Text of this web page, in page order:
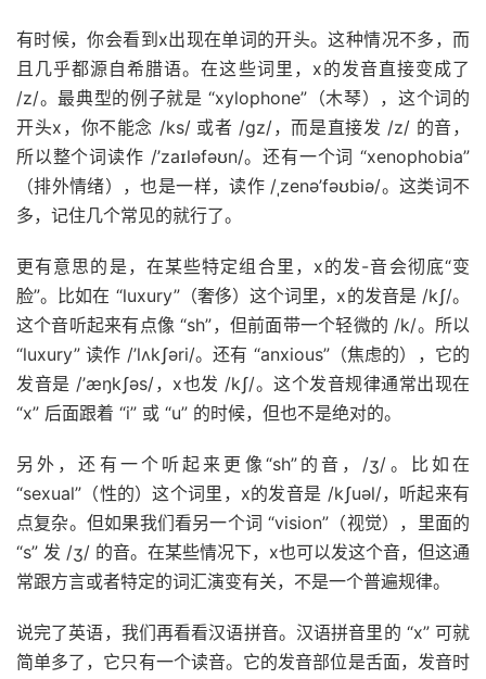
有时候，你会看到x出现在单词的开头。这种情况不多，而
且几乎都源自希腊语。在这些词里，x的发音直接变成了
/z/。最典型的例子就是 “xylophone”（木琴），这个词的
开头x，你不能念 /ks/ 或者 /gz/，而是直接发 /z/ 的音，
所以整个词读作 /’zaɪləfəʊn/。还有一个词 “xenophobia”
（排外情绪），也是一样，读作 /ˌzenə’fəʊbiə/。这类词不
多，记住几个常见的就行了。
更有意思的是，在某些特定组合里，x的发-音会彻底“变
脸”。比如在 “luxury”（奢侈）这个词里，x的发音是 /kʃ/。
这个音听起来有点像 “sh”，但前面带一个轻微的 /k/。所以
“luxury” 读作 /’lʌkʃəri/。还有 “anxious”（焦虑的），它的
发音是 /’æŋkʃəs/，x也发 /kʃ/。这个发音规律通常出现在
“x” 后面跟着 “i” 或 “u” 的时候，但也不是绝对的。
另外，还有一个听起来更像“sh”的音，/ʒ/。比如在
“sexual”（性的）这个词里，x的发音是 /kʃuəl/，听起来有
点复杂。但如果我们看另一个词 “vision”（视觉），里面的
“s” 发 /ʒ/ 的音。在某些情况下，x也可以发这个音，但这通
常跟方言或者特定的词汇演变有关，不是一个普遍规律。
说完了英语，我们再看看汉语拼音。汉语拼音里的 “x” 可就
简单多了，它只有一个读音。它的发音部位是舌面，发音时